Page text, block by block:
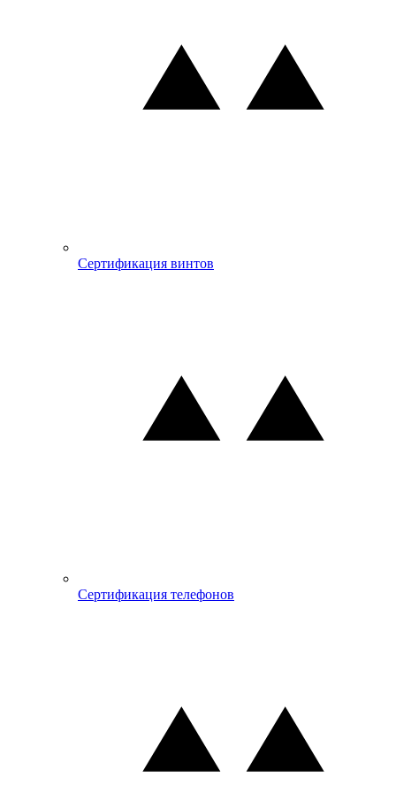
Сертификация винтов
Сертификация телефонов